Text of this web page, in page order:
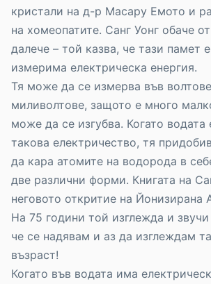
кристали на д-р Масару Емото и
на хомеопатите. Санг Уонг обаче
далече – той казва, че тази памет
измерима електрическа енергия.
Тя може да се измерва във
миливолтове, защото е много
може да се изгубва. Когато водата
такова електричество, тя
да кара атомите на водорода в
две различни форми. Книгата на
неговото откритие на Йонизирана
На 75 години той изглежда и
че се надявам и аз да изглеждам
възраст!
Когато във водата има